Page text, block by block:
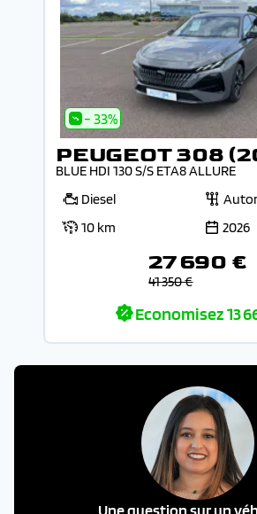
- 33%
PEUGEOT 308
BLUE HDI 130 S/S ETA8 ALLURE
Diesel
10 km
2026
27 690 €
41 350 €
Economisez13
Une question sur un